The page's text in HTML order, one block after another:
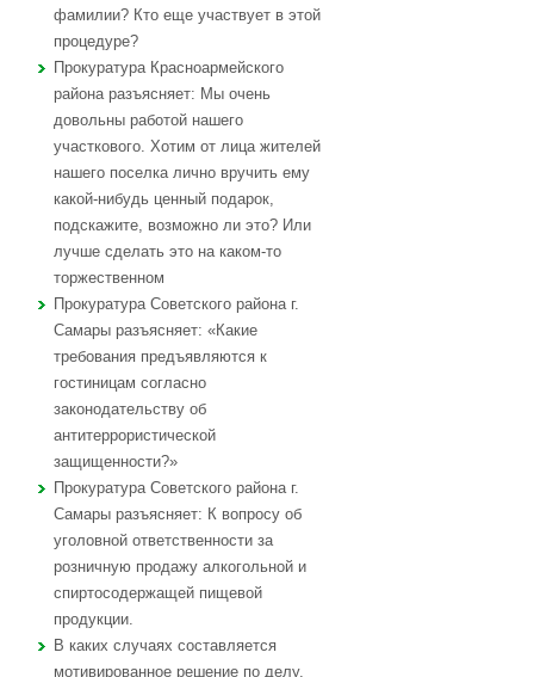
фамилии? Кто еще участвует в этой
процедуре?
Прокуратура Красноармейского
района разъясняет: Мы очень
довольны работой нашего
участкового. Хотим от лица жителей
нашего поселка лично вручить ему
какой-нибудь ценный подарок,
подскажите, возможно ли это? Или
лучше сделать это на каком-то
торжественном
Прокуратура Советского района г.
Самары разъясняет: «Какие
требования предъявляются к
гостиницам согласно
законодательству об
антитеррористической
защищенности?»
Прокуратура Советского района г.
Самары разъясняет: К вопросу об
уголовной ответственности за
розничную продажу алкогольной и
спиртосодержащей пищевой
продукции.
В каких случаях составляется
мотивированное решение по делу,